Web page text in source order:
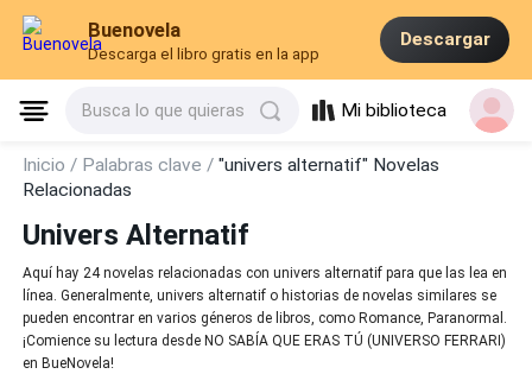
Buenovela
Descarga el libro gratis en la app
Descargar
Busca lo que quieras Mi biblioteca
Inicio / Palabras clave /"univers alternatif" Novelas
Relacionadas
Univers Alternatif
Aquí hay 24 novelas relacionadas con univers alternatif para que las lea en
línea. Generalmente, univers alternatif o historias de novelas similares se
pueden encontrar en varios géneros de libros, como Romance, Paranormal.
¡Comience su lectura desde NO SABÍA QUE ERAS TÚ (UNIVERSO FERRARI)
en BueNovela!